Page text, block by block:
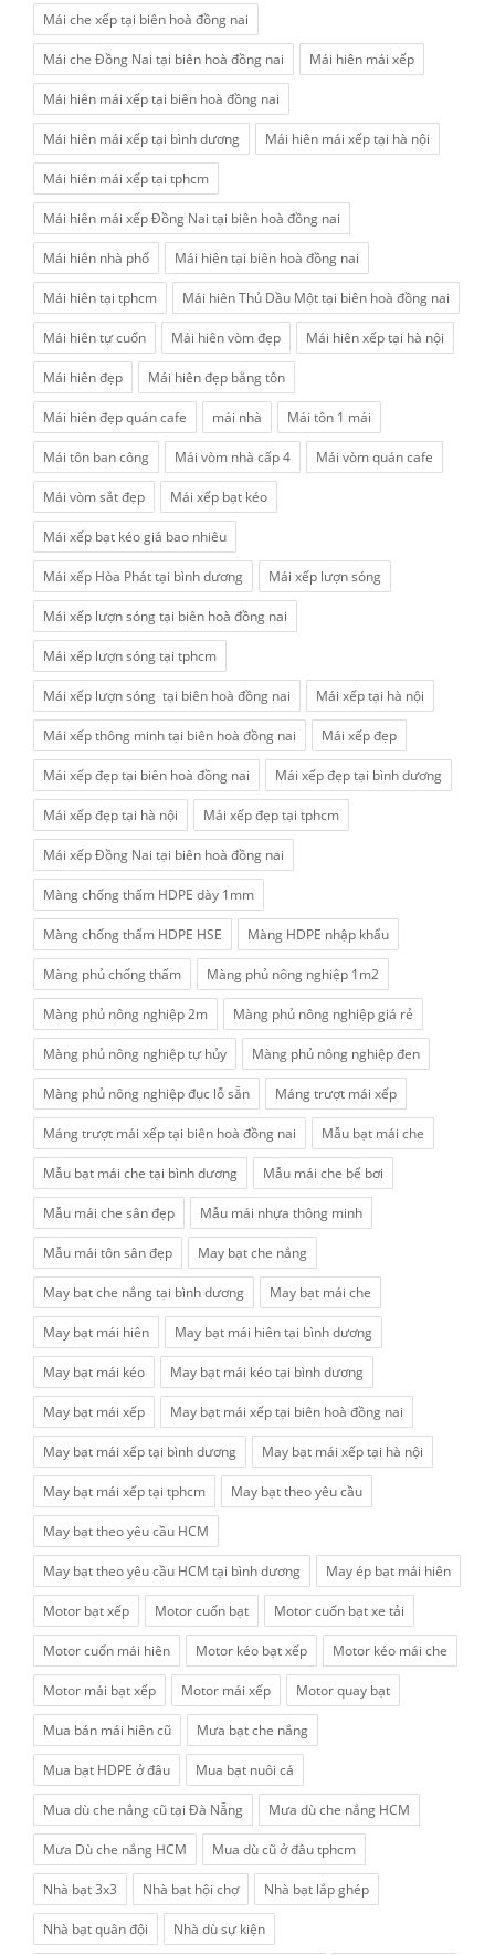
Mái che xếp tại biên hoà đồng nai
Mái che Đồng Nai tại biên hoà đồng nai Mái hiên mái xếp
Mái hiên mái xếp tại biên hoà đồng nai
Mái hiên mái xếp tại bình dương Mái hiên mái xếp tại hà nội
Mái hiên mái xếp tại tphcm
Mái hiên mái xếp Đồng Nai tại biên hoà đồng nai
Mái hiên nhà phố Mái hiên tại biên hoà đồng nai
Mái hiên tại tphcm Mái hiên Thủ Dầu Một tại biên hoà đồng nai
Mái hiên tự cuốn Mái hiên vòm đẹp Mái hiên xếp tại hà nội
Mái hiên đẹp Mái hiên đẹp bằng tôn
Mái hiên đẹp quán cafe mái nhà Mái tôn 1 mái
Mái tôn ban công Mái vòm nhà cấp 4 Mái vòm quán cafe
Mái vòm sắt đẹp Mái xếp bạt kéo
Mái xếp bạt kéo giá bao nhiêu
Mái xếp Hòa Phát tại bình dương Mái xếp lượn sóng
Mái xếp lượn sóng tại biên hoà đồng nai
Mái xếp lượn sóng tại tphcm
Mái xếp lượn sóng tại biên hoà đồng nai Mái xếp tại hà nội
Mái xếp thông minh tại biên hoà đồng nai Mái xếp đẹp
Mái xếp đẹp tại biên hoà đồng nai Mái xếp đẹp tại bình dương
Mái xếp đẹp tại hà nội Mái xếp đẹp tại tphcm
Mái xếp Đồng Nai tại biên hoà đồng nai
Màng chống thấm HDPE dày 1mm
Màng chống thấm HDPE HSE Màng HDPE nhập khẩu
Màng phủ chống thấm Màng phủ nông nghiệp 1m2
Màng phủ nông nghiệp 2m Màng phủ nông nghiệp giá rẻ
Màng phủ nông nghiệp tự hủy Màng phủ nông nghiệp đen
Màng phủ nông nghiệp đục lỗ sẵn Máng trượt mái xếp
Máng trượt mái xếp tại biên hoà đồng nai Mẫu bạt mái che
Mẫu bạt mái che tại bình dương Mẫu mái che bể bơi
Mẫu mái che sân đẹp Mẫu mái nhựa thông minh
Mẫu mái tôn sân đẹp May bạt che nắng
May bạt che nắng tại bình dương May bạt mái che
May bạt mái hiên May bạt mái hiên tại bình dương
May bạt mái kéo May bạt mái kéo tại bình dương
May bạt mái xếp May bạt mái xếp tại biên hoà đồng nai
May bạt mái xếp tại bình dương May bạt mái xếp tại hà nội
May bạt mái xếp tại tphcm May bạt theo yêu cầu
May bạt theo yêu cầu HCM
May bạt theo yêu cầu HCM tại bình dương May ép bạt mái hiên
Motor bạt xếp Motor cuốn bạt Motor cuốn bạt xe tải
Motor cuốn mái hiên Motor kéo bạt xếp Motor kéo mái che
Motor mái bạt xếp Motor mái xếp Motor quay bạt
Mua bán mái hiên cũ Mưa bạt che nắng
Mua bạt HDPE ở đâu Mua bạt nuôi cá
Mua dù che nắng cũ tại Đà Nẵng Mưa dù che nắng HCM
Mưa Dù che nắng HCM Mua dù cũ ở đâu tphcm
Nhà bạt 3x3 Nhà bạt hội chợ Nhà bạt lắp ghép
Nhà bạt quân đội Nhà dù sự kiện